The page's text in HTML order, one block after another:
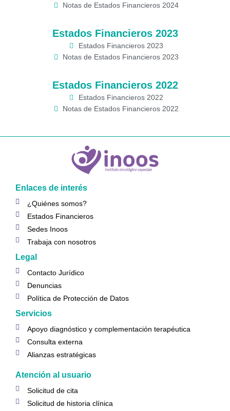
Notas de Estados Financieros 2024
Estados Financieros 2023
Estados Financieros 2023
Notas de Estados Financieros 2023
Estados Financieros 2022
Estados Financieros 2022
Notas de Estados Financieros 2022
Enlaces de interés
¿Quiénes somos?
Estados Financieros
Sedes Inoos
Trabaja con nosotros
Legal
Contacto Jurídico
Denuncias
Política de Protección de Datos
Servicios
Apoyo diagnóstico y complementación terapéutica
Consulta externa
Alianzas estratégicas
Atención al usuario
Solicitud de cita
Solicitud de historia clínica